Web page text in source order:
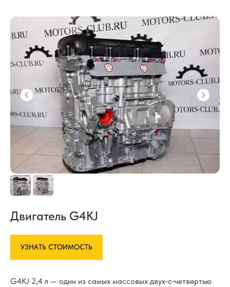
Двигатель G4KJ
УЗНАТЬ СТОИМОСТЬ
G4KJ 2,4 л — один из самых массовых двух‑с‑четвертью